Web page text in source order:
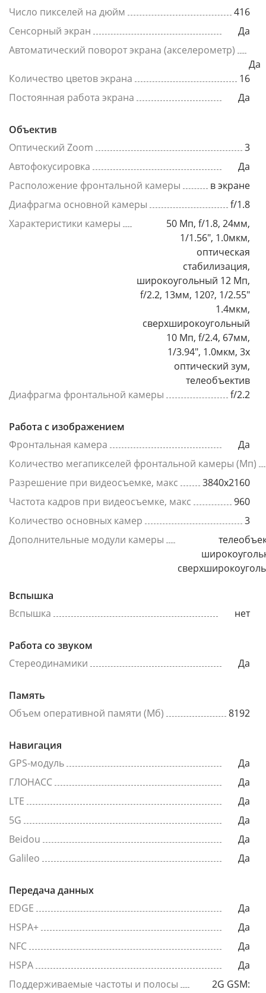
Число пикселей на дюйм
416
Сенсорный экран
Да
Автоматический поворот экрана (акселерометр)
Да
Количество цветов экрана
16
Постоянная работа экрана
Да
Объектив
Оптический Zoom
3
Автофокусировка
Да
Расположение фронтальной камеры
в экране
Диафрагма основной камеры
f/1.8
Характеристики камеры
50 Мп, f/1.8, 24мм,
1/1.56", 1.0мкм,
оптическая
стабилизация,
широкоугольный 12 Мп,
f/2.2, 13мм, 120?, 1/2.55"
1.4мкм,
сверхширокоугольный
10 Мп, f/2.4, 67мм,
1/3.94", 1.0мкм, 3x
оптический зум,
телеобъектив
Диафрагма фронтальной камеры
f/2.2
Работа с изображением
Фронтальная камера
Да
Количество мегапикселей фронтальной камеры (Мп)
Разрешение при видеосъемке, макс
3840x2160
Частота кадров при видеосъемке, макс
960
Количество основных камер
3
Дополнительные модули камеры
Вспышка
Вспышка
нет
Работа со звуком
Стереодинамики
Да
Память
Объем оперативной памяти (Мб)
8192
Навигация
GPS-модуль
Да
ГЛОНАСС
Да
LTE
Да
5G
Да
Beidou
Да
Galileo
Да
Передача данных
EDGE
Да
HSPA+
Да
NFC
Да
HSPA
Да
Поддерживаемые частоты и полосы
2G GSM: